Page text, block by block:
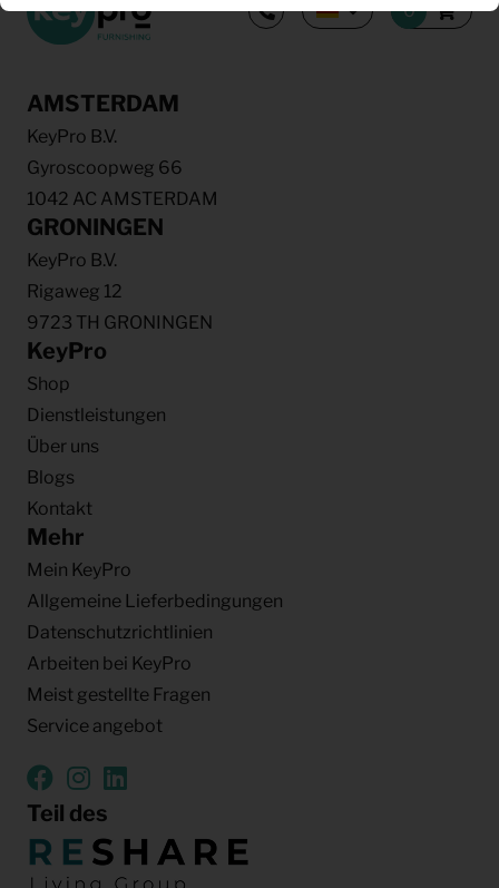
AMSTERDAM
KeyPro B.V.
Gyroscoopweg 66
1042 AC AMSTERDAM
GRONINGEN
KeyPro B.V.
Rigaweg 12
9723 TH GRONINGEN
KeyPro
Shop
Dienstleistungen
Über uns
Blogs
Kontakt
Mehr
Mein KeyPro
Allgemeine Lieferbedingungen
Datenschutzrichtlinien
Arbeiten bei KeyPro
Meist gestellte Fragen
Service angebot
Teil des